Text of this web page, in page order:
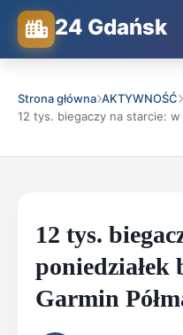
24 Gdańsk
Strona główna AKTYWNOŚĆ
12 tys. biegaczy na starcie:
12 tys.
poniedziałek
Garmin